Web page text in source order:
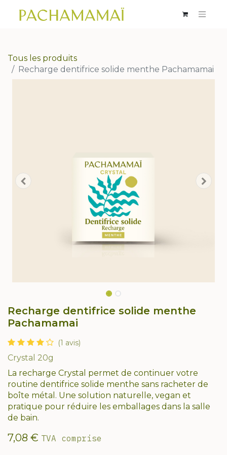
Tous les produits
Recharge dentifrice solide menthe Pachamamai
Recharge dentifrice solide menthe
Pachamamai
(1 avis)
Crystal 20g
La recharge Crystal permet de continuer votre
routine dentifrice solide menthe sans racheter de
boîte métal. Une solution naturelle, vegan et
pratique pour réduire les emballages dans la salle
de bain.
7,08 € TVA comprise